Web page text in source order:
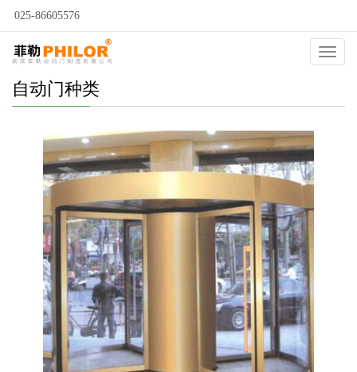
025-86605576
自动门种类